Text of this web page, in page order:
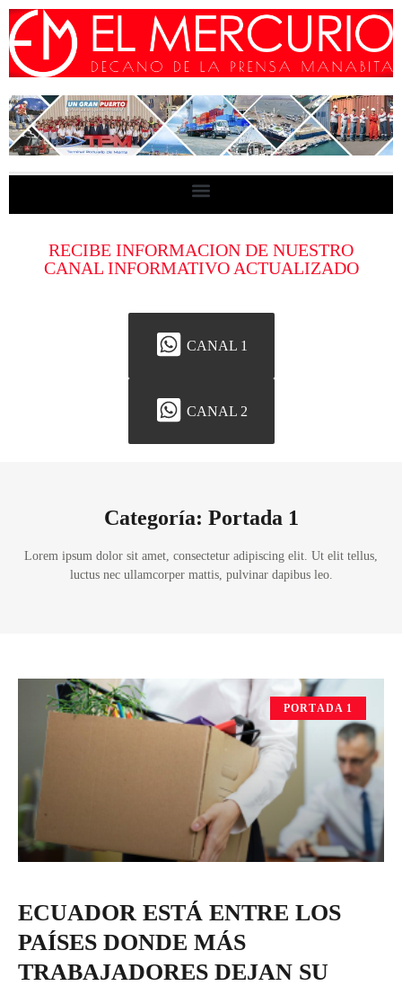
RECIBE INFORMACION DE NUESTRO
CANAL INFORMATIVO ACTUALIZADO
CANAL 1
CANAL 2
Categoría: Portada 1
Lorem ipsum dolor sit amet, consectetur adipiscing elit. Ut elit tellus,
luctus nec ullamcorper mattis, pulvinar dapibus leo.
PORTADA 1
ECUADOR ESTÁ ENTRE LOS
PAÍSES DONDE MÁS
TRABAJADORES DEJAN SU